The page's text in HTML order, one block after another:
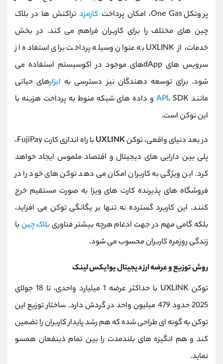
پروتکل One Gas، امکان پرداخت
کارمزدتراکنش ‌ها در بلاک
چین ‌های مختلف را برای کاربران فراهم می‌ کند. در بخش
خدمات، از UXLINK به ‌عنوان وسیله پرداخت برای استفاده از
سرویس ‌های dAppهای موجود در اکوسیستم استفاده می
‌شود. برای توسعه ‌دهندگان نیز دسترسی به ابزارهای حیاتی
مانند
API، SDK و داده‌ های شبکه منوط به پرداخت هزینه با
این توکن است.
در بعد دنیای واقعی، توکنUXLINK
با راه ‌اندازی کارت FujiPay،
پلی بین دارایی ‌های دیجیتال و اقتصاد ملموس ایجاد خواهد
کرد. این ویژگی به کاربران امکان می‌ دهد توکن ‌های خود را در
فروشگاه ‌های پذیرنده کارت‌ های ویزا به‌ صورت مستقیم خرج
کنند. این کاربرد گسترده نه تنها بر یگانگی توکن می ‌افزاید،
بلکه گامی مهم در جهت ادغام هرچه بیشتر فناوریبلاک چینبا
زندگی روزمره کاربران محسوب می ‌شود.
روش توزیع و عرضه ارز دیجیتال یوایکس لینک
توکن UXLINK با حداکثر عرضه 1 میلیارد واحدی، تا 18 جولای
2025 حدود 479 میلیون واحد در گردش دارد. ساختار توزیع این
توکن به‌ گونه ‌ای طراحی شده که هم رشد پایدار کاربران را تضمین
کند و هم انگیزه‌ های بلندمدت را بین تمام ذینفعان همسو
نماید.